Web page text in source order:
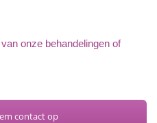
onze behandelingen of
contact op